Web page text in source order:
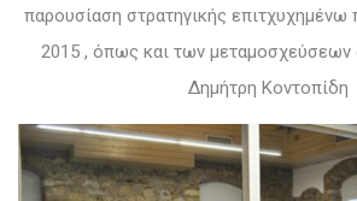
παρουσίαση στρατηγικής
2015 , όπως και των
Δημήτρη Κοντοπίδη